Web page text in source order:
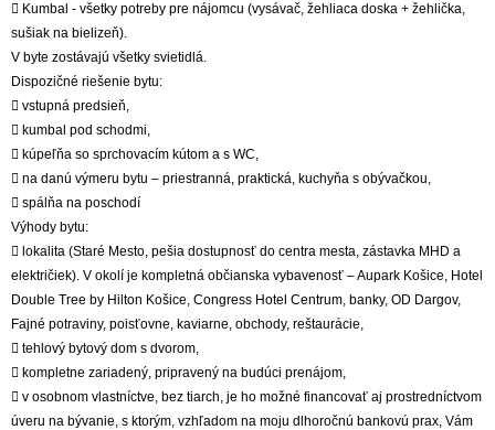
 Kumbal - všetky potreby pre nájomcu (vysávač, žehliaca doska + žehlička,
sušiak na bielizeň).
V byte zostávajú všetky svietidlá.
Dispozičné riešenie bytu:
 vstupná predsieň,
 kumbal pod schodmi,
 kúpeľňa so sprchovacím kútom a s WC,
 na danú výmeru bytu – priestranná, praktická, kuchyňa s obývačkou,
 spálňa na poschodí
Výhody bytu:
 lokalita (Staré Mesto, pešia dostupnosť do centra mesta, zástavka MHD a
električiek). V okolí je kompletná občianska vybavenosť – Aupark Košice, Hotel
Double Tree by Hilton Košice, Congress Hotel Centrum, banky, OD Dargov,
Fajné potraviny, poisťovne, kaviarne, obchody, reštaurácie,
 tehlový bytový dom s dvorom,
 kompletne zariadený, pripravený na budúci prenájom,
 v osobnom vlastníctve, bez tiarch, je ho možné financovať aj prostredníctvom
úveru na bývanie, s ktorým, vzhľadom na moju dlhoročnú bankovú prax, Vám